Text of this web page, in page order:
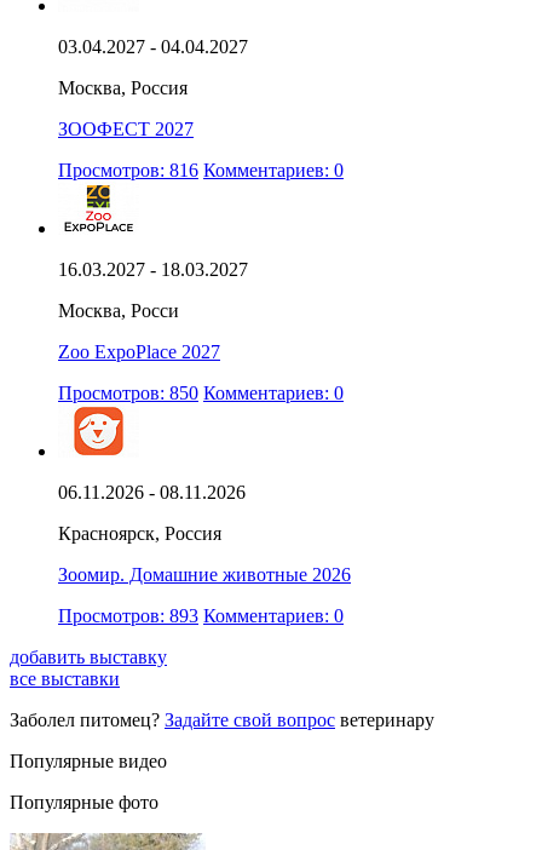
03.04.2027 - 04.04.2027
Москва, Россия
ЗООФЕСТ 2027
Просмотров: 816 Комментариев: 0
16.03.2027 - 18.03.2027
Москва, Росси
Zoo ExpoPlace 2027
Просмотров: 850 Комментариев: 0
06.11.2026 - 08.11.2026
Красноярск, Россия
Зоомир. Домашние животные 2026
Просмотров: 893 Комментариев: 0
добавить выставку
все выставки
Заболел питомец? Задайте свой вопрос ветеринару
Популярные видео
Популярные фото